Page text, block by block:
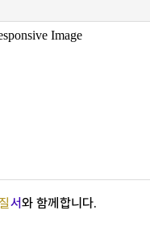
서와 함께합니다.